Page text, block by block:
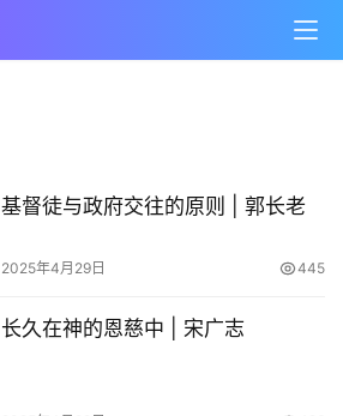
基督徒与政府交往的原则 | 郭长老
2025年4月29日 445
长久在神的恩慈中 | 宋广志